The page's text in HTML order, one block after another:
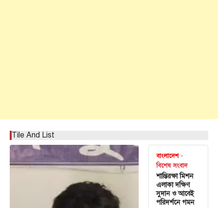
Tile And List
বাংলাদেশ
বিশেষ সংবাদ
শান্তিরক্ষা মিশন
এলাকা দক্ষিণ
সুদান ও আবেই
পরিদর্শনে গমন